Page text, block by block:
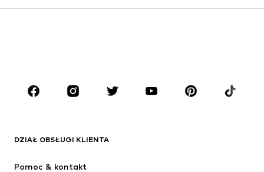
Akcesoria
Premium
Nowości
DZIAŁ OBSŁUGI KLIENTA
Pomoc & kontakt